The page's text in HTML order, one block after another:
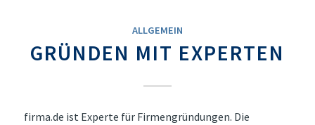
ALLGEMEIN
GRÜNDEN MIT EXPERTEN
firma.de ist Experte für Firmengründungen. Die